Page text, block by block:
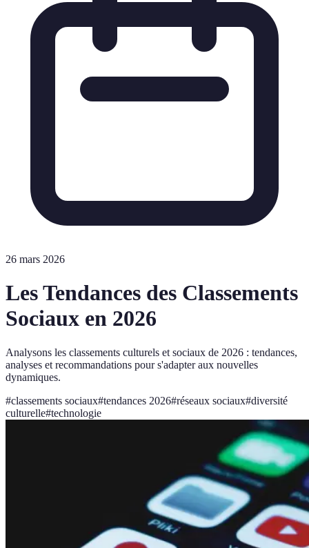
26 mars 2026
Les Tendances des Classements
Sociaux en 2026
Analysons les classements culturels et sociaux de 2026 : tendances,
analyses et recommandations pour s'adapter aux nouvelles
dynamiques.
#classements sociaux#tendances 2026#réseaux sociaux#diversité
culturelle#technologie